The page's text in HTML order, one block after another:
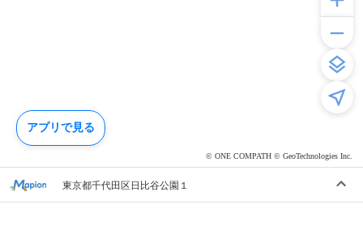
© ONE COMPATH © GeoTechnologies Inc.
東京都千代田区日比谷公園１
アプリで見る